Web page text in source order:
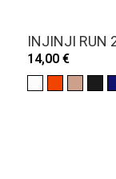
INJINJI RUN
14,00 €